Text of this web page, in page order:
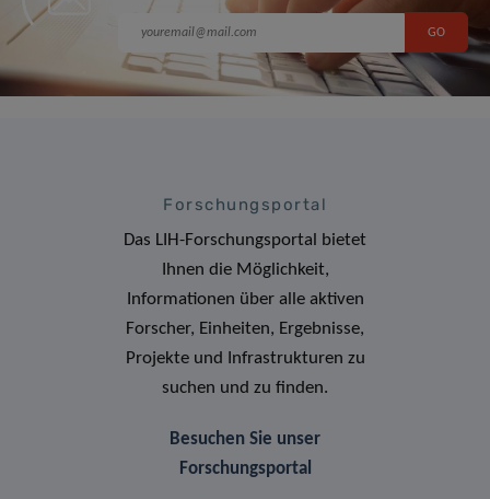
Forschungsportal
Das LIH-Forschungsportal bietet
Ihnen die Möglichkeit,
Informationen über alle aktiven
Forscher, Einheiten, Ergebnisse,
Projekte und Infrastrukturen zu
suchen und zu finden.
Besuchen Sie unser
Forschungsportal